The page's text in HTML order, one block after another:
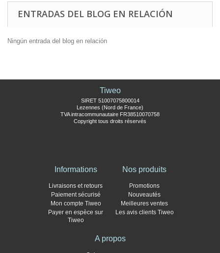
ENTRADAS DEL BLOG EN RELACIÓN
Ningún entrada del blog en relación
Tiweo
SIRET 51007075800014
Lezennes (Nord de France)
TVA intracommunautaire FR38510070758
Copyright tous droits réservés
Informations
Livraisons et retours
Paiement sécurisé
Mon compte Tiweo
Payer en espèce sur
Tiweo
Nos produits
Promotions
Nouveautés
Meilleures ventes
Les avis clients Tiweo
A propos